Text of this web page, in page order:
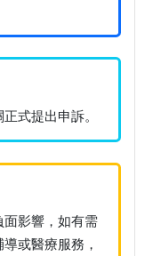
式提出申訴。
影響，如有需
或醫療服務，